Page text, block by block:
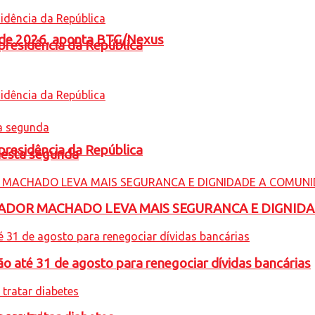
2026, aponta BTG/Nexus
da República
da República
segunda
MACHADO LEVA MAIS SEGURANCA E
até 31 de agosto para renegociar dívidas bancárias